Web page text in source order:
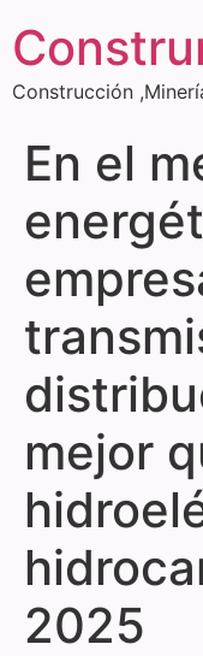
Construcción
En el
mejor
2025